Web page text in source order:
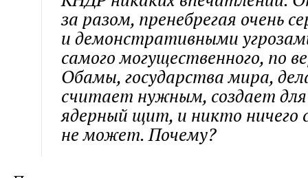
за разом, пренебрегая очень
и демонстративными
самого могущественного, по
Обамы, государства мира,
считает нужным, создает
ядерный щит, и никто ничего
не может. Почему?